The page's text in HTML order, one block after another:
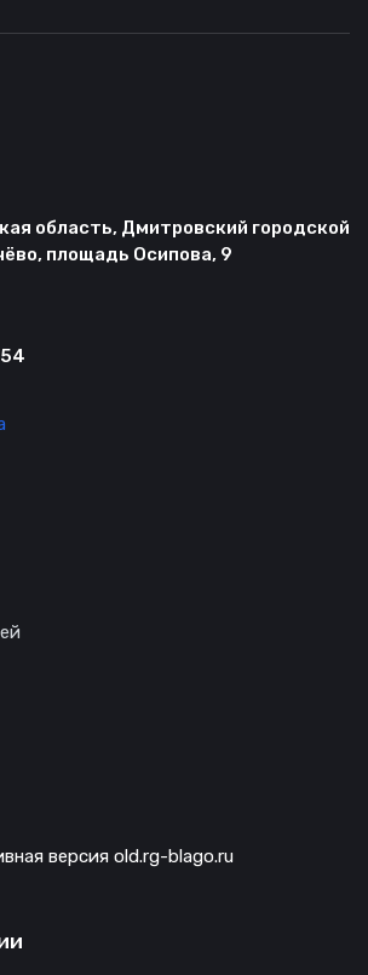
область, Дмитровский городской
площадь Осипова, 9
версия old.rg-blago.ru